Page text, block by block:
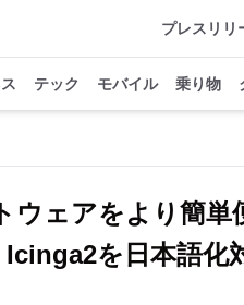
プレスリリ
テック モバイル 乗り物
ウェアをより簡
を日本語化